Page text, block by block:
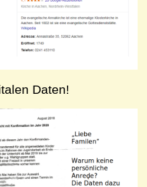
Daten!